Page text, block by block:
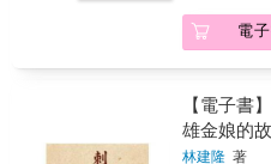
後，睽違多
照，橫跨近
政院原住民
住民電視台
分、母語、
在台灣社會
善？關曉
時間容顏裡
變遷與困境
刺桐花上戰
如何施法作
柱國夫人
如星火的鄉
顛覆敵對的
電
【電子書
雄金娘的
林建隆 著